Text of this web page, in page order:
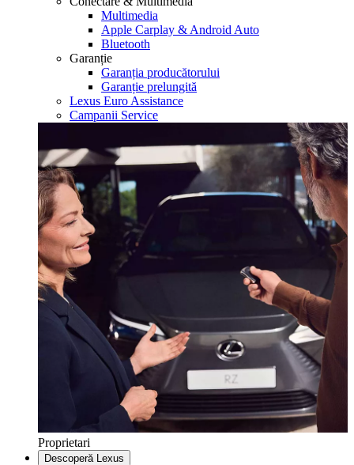
Multimedia
Apple Carplay & Android Auto
Bluetooth
Garanție
Garanția producătorului
Garanție prelungită
Lexus Euro Assistance
Campanii Service
Proprietari
Descoperă Lexus